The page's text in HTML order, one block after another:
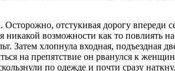
отстукивая дорогу впереди
возможности как то повлиять
Затем хлопнула входная,
на препятствие он рванулся к
по одежде и почти сразу